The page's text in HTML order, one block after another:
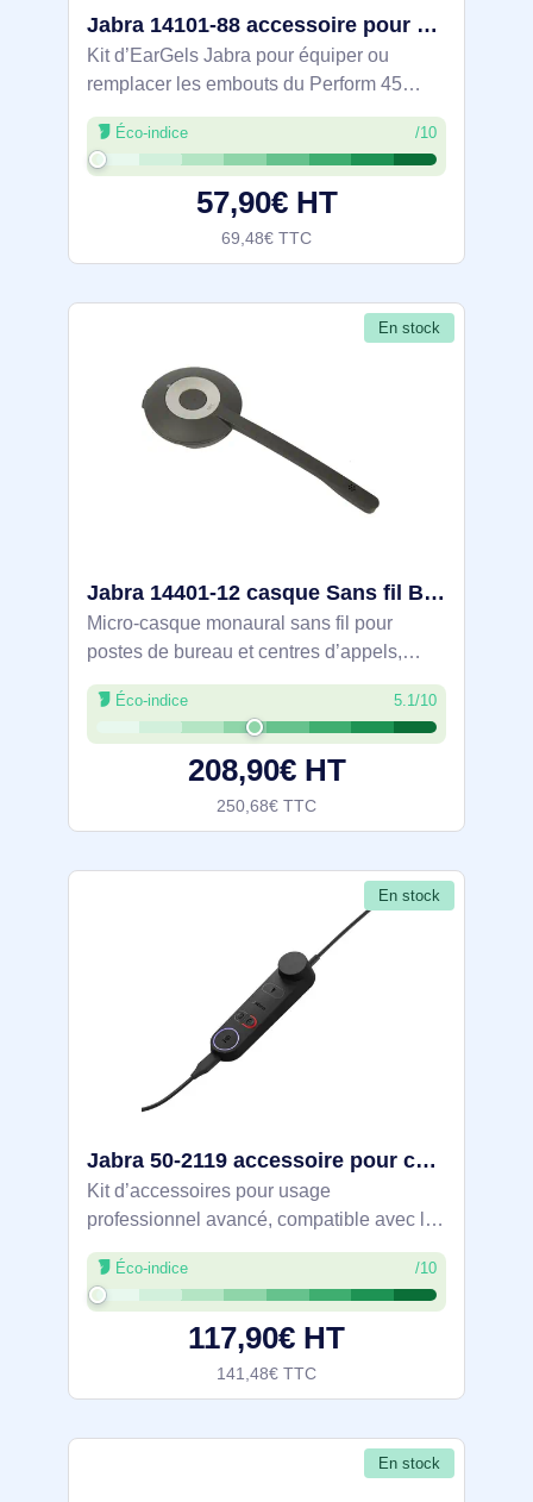
Jabra 14101-88 accessoire pour casque /oreillettes Embouts d'oreillettes
Kit d’EarGels Jabra pour équiper ou
remplacer les embouts du Perform 45
utilisé en bureautique et visio. Compatible
avec Perform 45, il inclut 10 paires en
tailles S, M et L (20 pièces) pour
Éco-indice /10
57,90€ HT
69,48€ TTC
En stock
Jabra 14401-12 casque Sans fil Bureau/Centre d'appels Bluetooth Noir
Micro-casque monaural sans fil pour
postes de bureau et centres d’appels,
adapté à la visio et à la téléphonie.
Bluetooth avec NFC pour un appairage
simple, micro perche et port supra‑aural
Éco-indice 5.1/10
208,90€ HT
250,68€ TTC
En stock
Jabra 50-2119 accessoire pour casque /oreillettes Kit d'accessoires
Kit d’accessoires pour usage
professionnel avancé, compatible avec le
casque Engage 50 II. Cet appareil
détachable intègre une sonnerie audible
et des commandes d’appels pour une
gestion des appels
Éco-indice /10
117,90€ HT
141,48€ TTC
En stock